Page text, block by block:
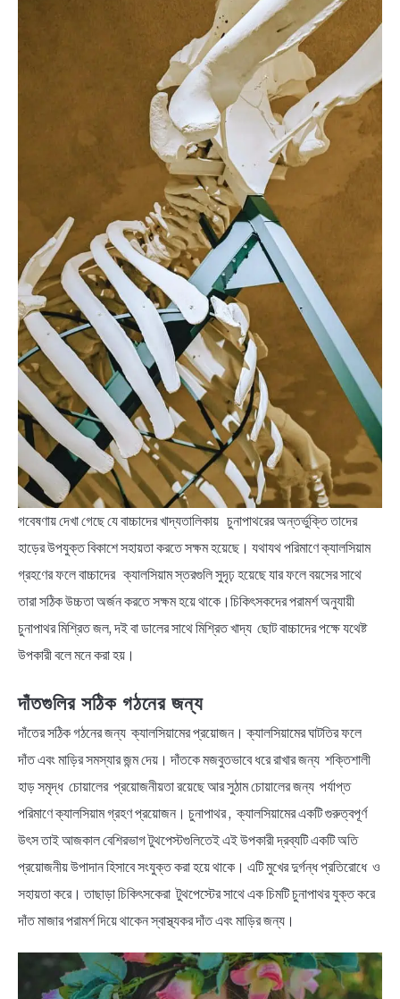
গবেষণায় দেখা গেছে যে বাচ্চাদের খাদ্যতালিকায় চুনাপাথরের অন্তর্ভুক্তি তাদের
হাড়ের উপযুক্ত বিকাশে সহায়তা করতে সক্ষম হয়েছে। যথাযথ পরিমাণে ক্যালসিয়াম
গ্রহণের ফলে বাচ্চাদের ক্যালসিয়াম স্তরগুলি সুদৃঢ় হয়েছে যার ফলে বয়সের সাথে
তারা সঠিক উচ্চতা অর্জন করতে সক্ষম হয়ে থাকে।চিকিৎসকদের পরামর্শ অনুযায়ী
চুনাপাথর মিশ্রিত জল, দই বা ডালের সাথে মিশ্রিত খাদ্য ছোট বাচ্চাদের পক্ষে যথেষ্ট
উপকারী বলে মনে করা হয়।
দাঁতগুলির সঠিক গঠনের জন্য
দাঁতের সঠিক গঠনের জন্য ক্যালসিয়ামের প্রয়োজন। ক্যালসিয়ামের ঘাটতির ফলে
দাঁত এবং মাড়ির সমস্যার জন্ম দেয়। দাঁতকে মজবুতভাবে ধরে রাখার জন্য শক্তিশালী
হাড় সমৃদ্ধ চোয়ালের প্রয়োজনীয়তা রয়েছে আর সুঠাম চোয়ালের জন্য পর্যাপ্ত
পরিমাণে ক্যালসিয়াম গ্রহণ প্রয়োজন। চুনাপাথর , ক্যালসিয়ামের একটি গুরুত্বপূর্ণ
উৎস তাই আজকাল বেশিরভাগ টুথপেস্টগুলিতেই এই উপকারী দ্রব্যটি একটি অতি
প্রয়োজনীয় উপাদান হিসাবে সংযুক্ত করা হয়ে থাকে। এটি মুখের দুর্গন্ধ প্রতিরোধে ও
সহায়তা করে। তাছাড়া চিকিৎসকেরা টুথপেস্টের সাথে এক চিমটি চুনাপাথর যুক্ত করে
দাঁত মাজার পরামর্শ দিয়ে থাকেন স্বাস্থ্যকর দাঁত এবং মাড়ির জন্য।